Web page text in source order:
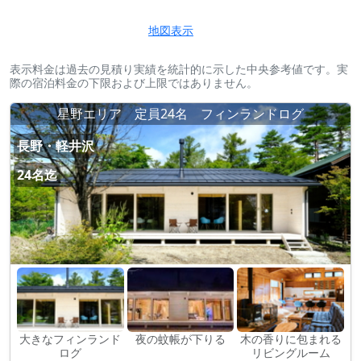
地図表示
表示料金は過去の見積り実績を統計的に示した中央参考値です。実
際の宿泊料金の下限および上限ではありません。
星野エリア 定員24名 フィンランドログ
長野・軽井沢
24名迄
大きなフィンランド
ログ
夜の蚊帳が下りる
木の香りに包まれる
リビングルーム